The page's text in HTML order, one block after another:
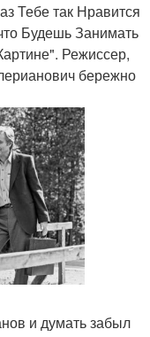
Тебе так Нравится
Будешь Занимать
Режиссер,
бережно
и думать забыл